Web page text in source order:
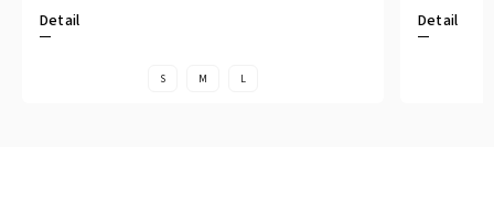
Detail
S M L
Detail